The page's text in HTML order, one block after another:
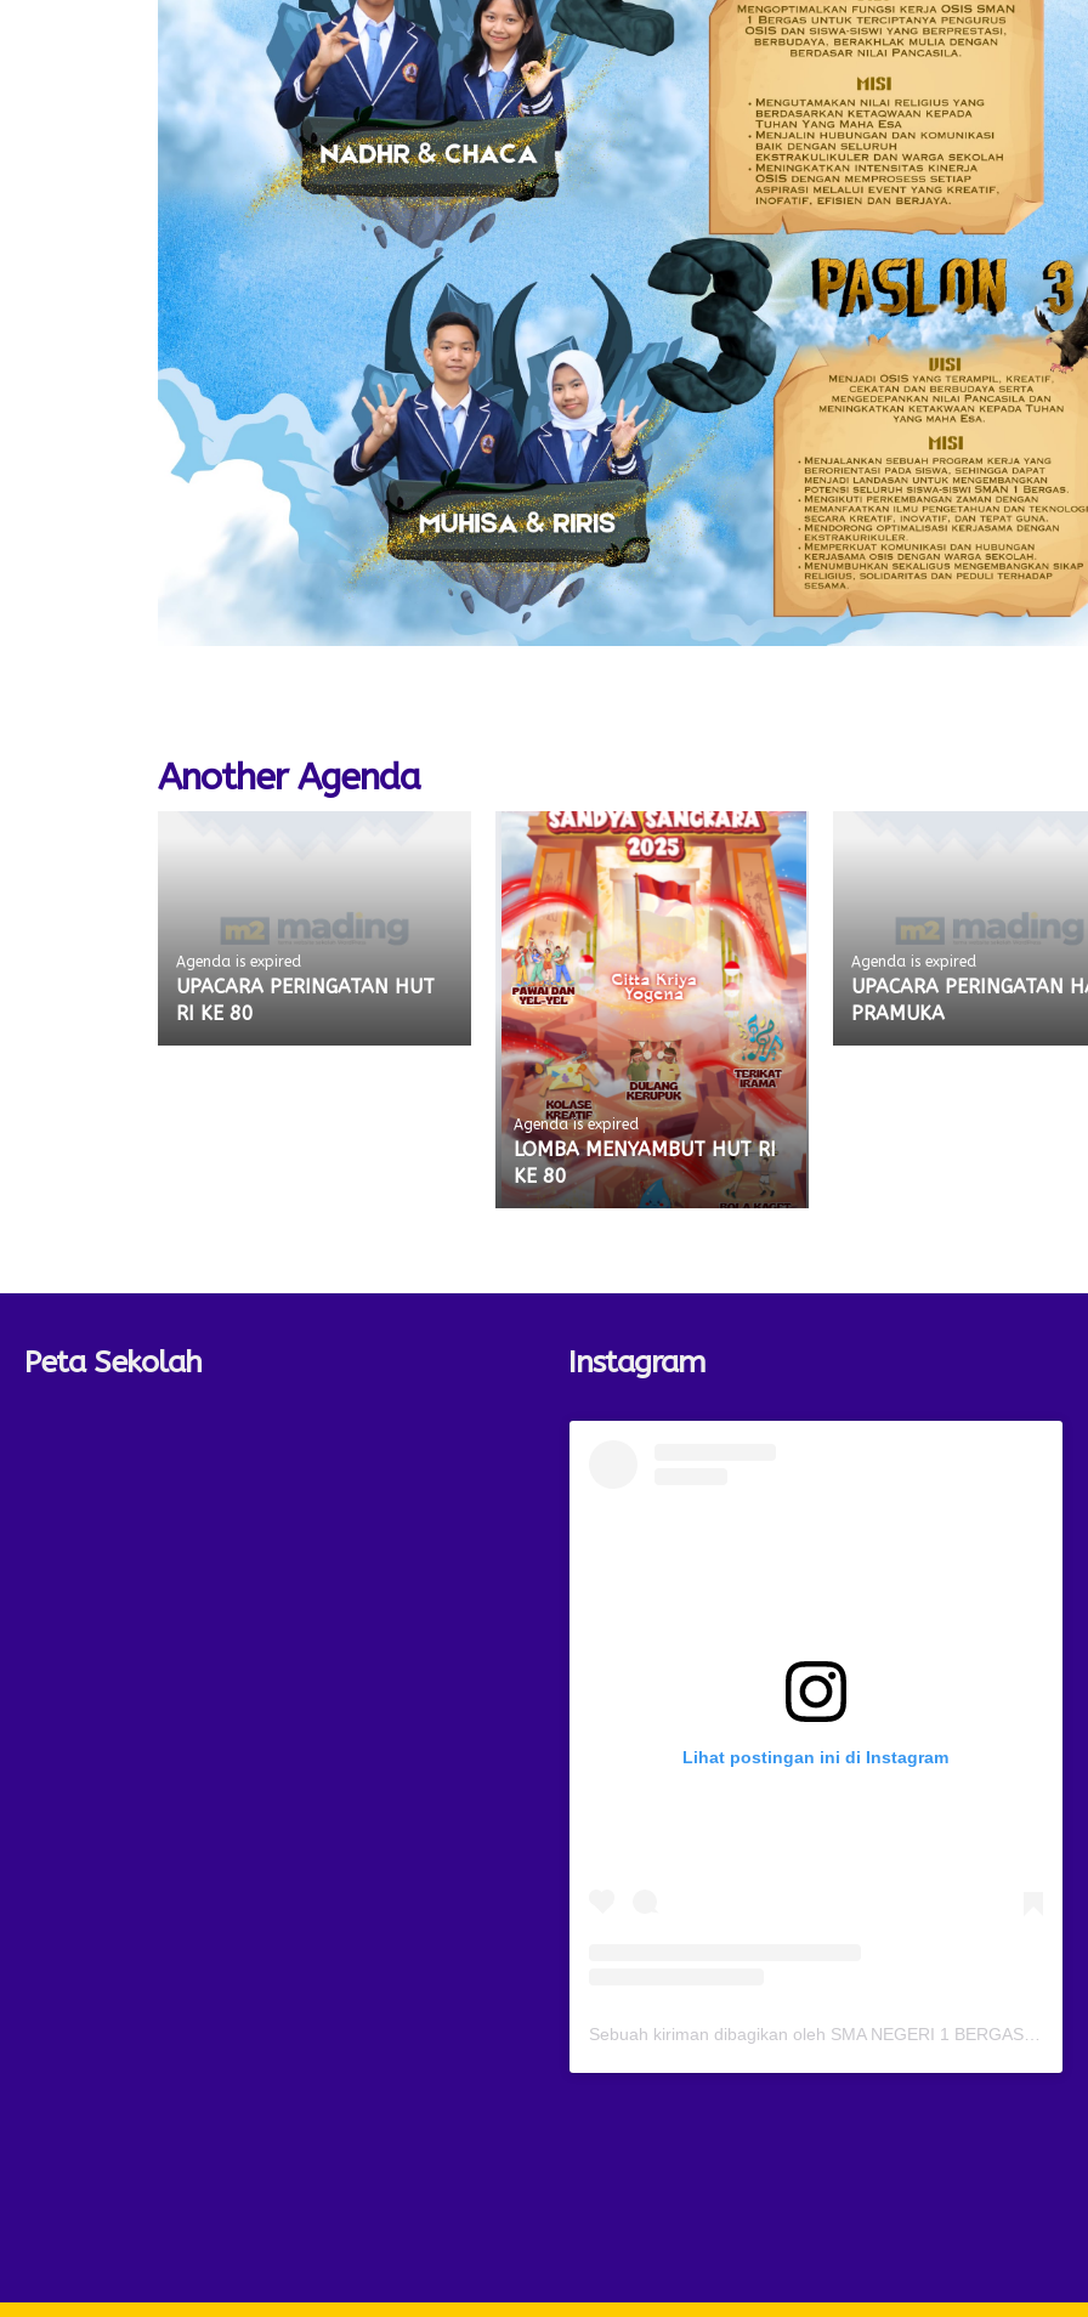
Another Agenda
Agenda is expired
UPACARA PERINGATAN HUT
RI KE 80
Agenda is expired
LOMBA MENYAMBUT HUT RI
KE 80
Agenda is expired
UPACARA PERINGATAN
PRAMUKA
Peta Sekolah Instagram
Lihat postingan ini di Instagram
Sebuah kiriman dibagikan oleh SMA NEGERI 1 BERGAS (@smansagas.jaya)